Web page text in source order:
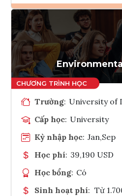
Trường: University of
Cấp học: University
Kỳ nhập học: Jan,Sep
Học phí: 39,190 USD
Học bổng: Có
Sinh hoạt phí: Từ